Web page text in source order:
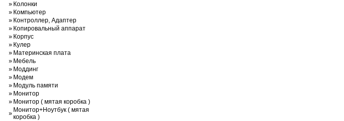
» Колонки
» Компьютер
» Контроллер, Адаптер
» Копировальный аппарат
» Корпус
» Кулер
» Материнская плата
» Мебель
» Моддинг
» Модем
» Модуль памяти
» Монитор
» Монитор ( мятая коробка )
» Монитор+Ноутбук ( мятая
коробка )